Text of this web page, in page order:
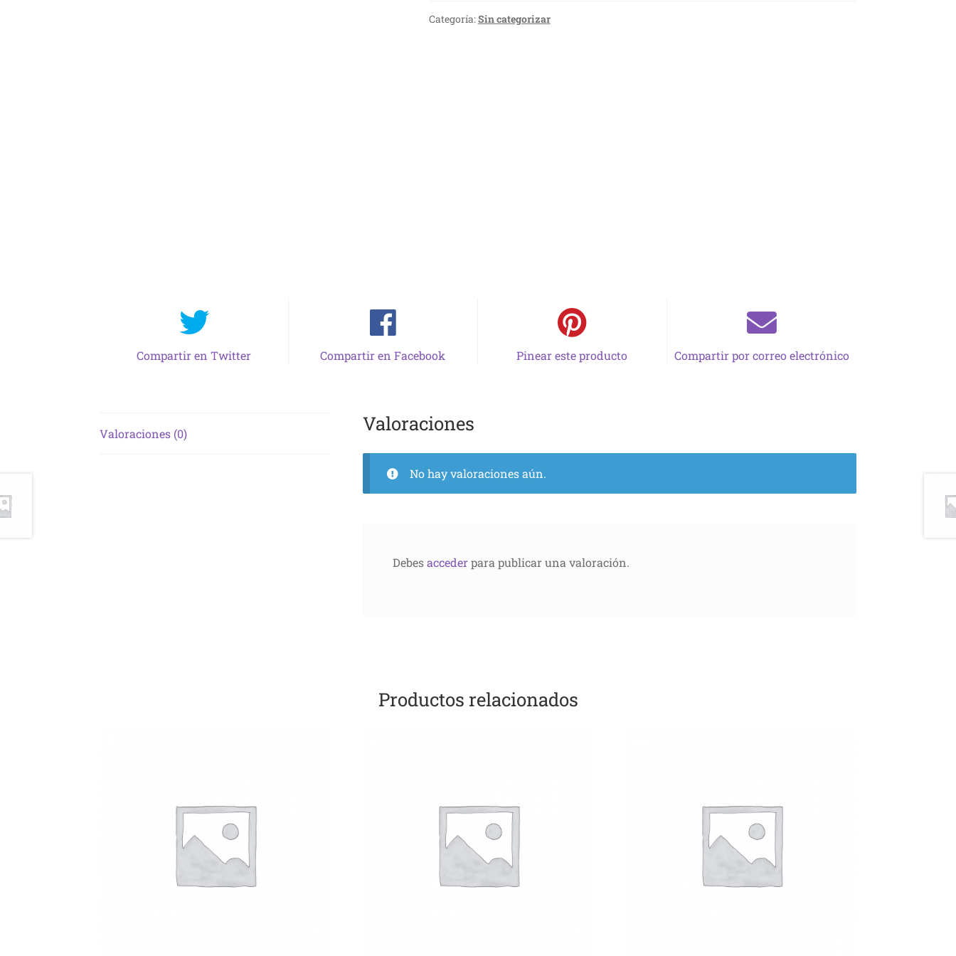
Categoría:Sin categorizar
Compartir en Twitter Compartir en Facebook Pinear este producto Compartir por correo electrónico
Valoraciones (0) Valoraciones
No hay valoraciones aún.
Debesaccederpara publicar una valoración.
Productos relacionados